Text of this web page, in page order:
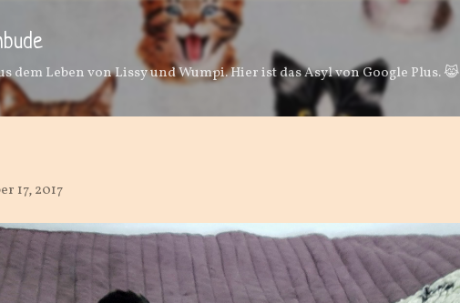
Direkt zum Hauptbereich
dem Leben von Lissy und Wumpi. Hier ist das Asyl von Google Plus. 😹
17, 2017